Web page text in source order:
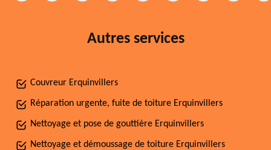
Autres services
Couvreur Erquinvillers
Réparation urgente, fuite de toiture Erquinvillers
Nettoyage et pose de gouttière Erquinvillers
Nettoyage et démoussage de toiture Erquinvillers